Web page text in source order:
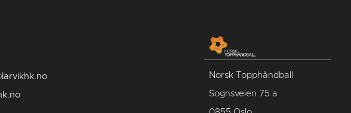
Norsk Topphåndball
Sognsveien 75 a